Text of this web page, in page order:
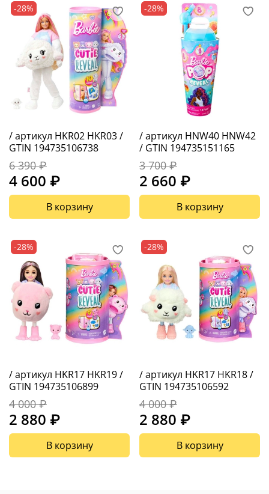
-28%
/ артикул HKR02 HKR03 /
GTIN 194735106738
6 390 ₽
4 600 ₽
В корзину
-28%
/ артикул HNW40 HNW42
/ GTIN 194735151165
3 700 ₽
2 660 ₽
В корзину
-28%
/ артикул HKR17 HKR19 /
GTIN 194735106899
4 000 ₽
2 880 ₽
В корзину
-28%
/ артикул HKR17 HKR18 /
GTIN 194735106592
4 000 ₽
2 880 ₽
В корзину